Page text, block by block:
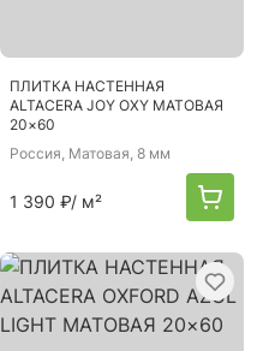
ПЛИТКА НАСТЕННАЯ
ALTACERA JOY OXY МАТОВАЯ
20×60
Россия, Матовая, 8 мм
1 390 ₽/ м²